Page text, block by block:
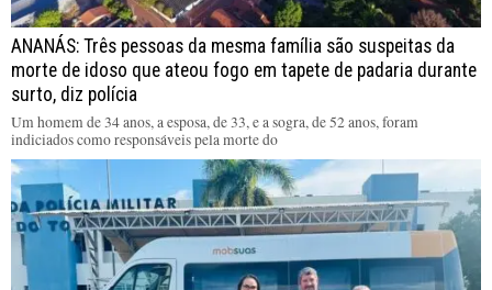
ANANÁS: Três pessoas da mesma família são suspeitas da
morte de idoso que ateou fogo em tapete de padaria durante
surto, diz polícia
Um homem de 34 anos, a esposa, de 33, e a sogra, de 52 anos, foram
indiciados como responsáveis pela morte do